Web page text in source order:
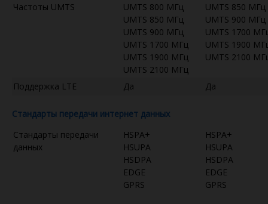
Частоты UMTS
UMTS 800 МГц
UMTS 850 МГц
UMTS 900 МГц
UMTS 1700 МГц
UMTS 1900 МГц
UMTS 2100 МГц
UMTS 850 МГц
UMTS 900 МГц
UMTS 1700
UMTS 1900
UMTS 2100
Поддержка LTE Да Да
Стандарты передачи интернет данных
Стандарты передачи
данных
HSPA+
HSUPA
HSDPA
EDGE
GPRS
HSPA+
HSUPA
HSDPA
EDGE
GPRS